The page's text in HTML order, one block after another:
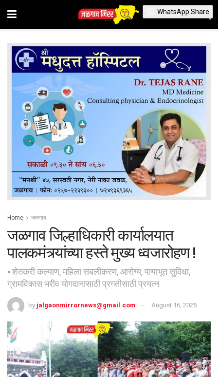
Home जळगाव
जळगाव जिल्हाधिकारी कार्यालयात
पालकमंत्र्यांच्या हस्ते मुख्य ध्वजारोहण !
▪ शेतकरी कल्याण, महिला सबलीकरण, आरोग्य, पायाभूत सुविधा,
ग्रामविकास भरीव योगदानासाठी प्रगतीसाठी प्रयत्न
by jalgaonmirrornews@gmail.com August 16, 2025
WhatsApp Share